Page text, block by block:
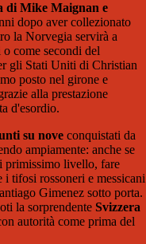
di Mike Maignan e
dopo aver collezionato
la Norvegia servirà a
come secondi del
gli Stati Uniti di Christian
posto nel girone e
alla prestazione
d'esordio.
su nove conquistati da
ampiamente: anche se
primissimo livello, fare
i tifosi rossoneri e messicani
Gimenez sotto porta.
la sorprendente Svizzera
autorità come prima del